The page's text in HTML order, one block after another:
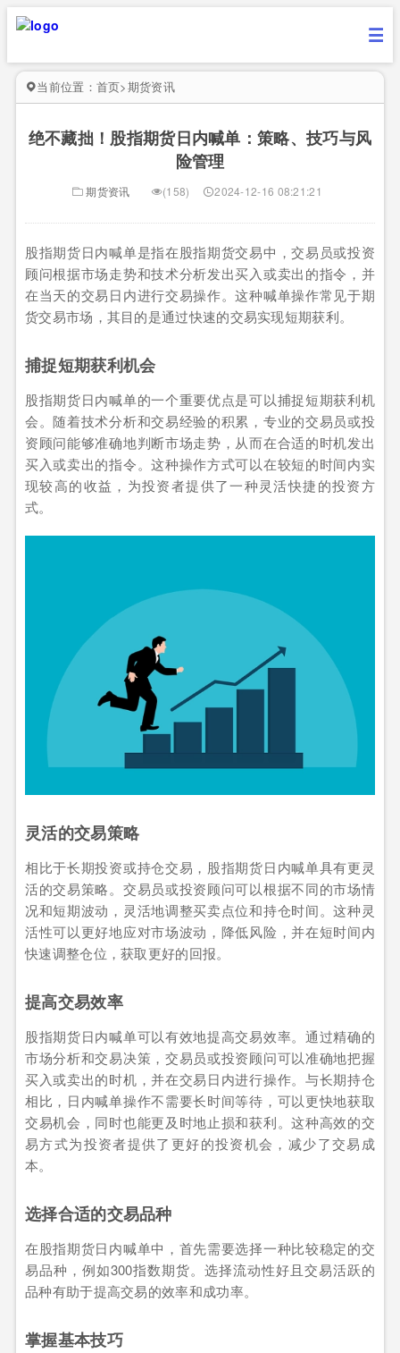
当前位置： 首页>期货资讯
绝不藏拙！股指期货日内喊单：策略、技巧与风
险管理
期货资讯 (158) 2024-12-16 08:21:21
股指期货日内喊单是指在股指期货交易中，交易员或投资
顾问根据市场走势和技术分析发出买入或卖出的指令，并
在当天的交易日内进行交易操作。这种喊单操作常见于期
货交易市场，其目的是通过快速的交易实现短期获利。
捕捉短期获利机会
股指期货日内喊单的一个重要优点是可以捕捉短期获利机
会。随着技术分析和交易经验的积累，专业的交易员或投
资顾问能够准确地判断市场走势，从而在合适的时机发出
买入或卖出的指令。这种操作方式可以在较短的时间内实
现较高的收益，为投资者提供了一种灵活快捷的投资方
式。
灵活的交易策略
相比于长期投资或持仓交易，股指期货日内喊单具有更灵
活的交易策略。交易员或投资顾问可以根据不同的市场情
况和短期波动，灵活地调整买卖点位和持仓时间。这种灵
活性可以更好地应对市场波动，降低风险，并在短时间内
快速调整仓位，获取更好的回报。
提高交易效率
股指期货日内喊单可以有效地提高交易效率。通过精确的
市场分析和交易决策，交易员或投资顾问可以准确地把握
买入或卖出的时机，并在交易日内进行操作。与长期持仓
相比，日内喊单操作不需要长时间等待，可以更快地获取
交易机会，同时也能更及时地止损和获利。这种高效的交
易方式为投资者提供了更好的投资机会，减少了交易成
本。
选择合适的交易品种
在股指期货日内喊单中，首先需要选择一种比较稳定的交
易品种，例如300指数期货。选择流动性好且交易活跃的
品种有助于提高交易的效率和成功率。
掌握基本技巧